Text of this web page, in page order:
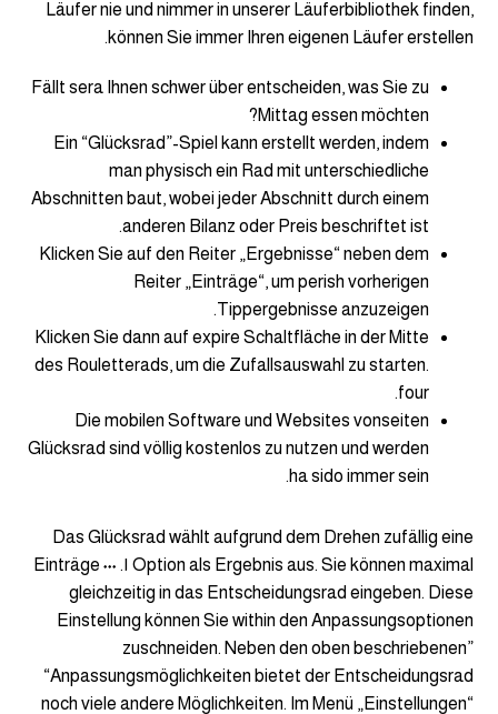
Läufer nie und nimmer in unserer Läuferbibliothek finden,
können Sie immer Ihren eigenen Läufer erstellen.
Fällt sera Ihnen schwer über entscheiden, was Sie zu
Mittag essen möchten?
Ein “Glücksrad”-Spiel kann erstellt werden, indem
man physisch ein Rad mit unterschiedliche
Abschnitten baut, wobei jeder Abschnitt durch einem
anderen Bilanz oder Preis beschriftet ist.
Klicken Sie auf den Reiter „Ergebnisse“ neben dem
Reiter „Einträge“, um perish vorherigen
Tippergebnisse anzuzeigen.
Klicken Sie dann auf expire Schaltfläche in der Mitte
des Rouletterads, um die Zufallsauswahl zu starten.
four.
Die mobilen Software und Websites vonseiten
Glücksrad sind völlig kostenlos zu nutzen und werden
ha sido immer sein.
Das Glücksrad wählt aufgrund dem Drehen zufällig eine
Option als Ergebnis aus. Sie können maximal ١. ٠٠٠ Einträge
gleichzeitig in das Entscheidungsrad eingeben. Diese
Einstellung können Sie within den Anpassungsoptionen
zuschneiden. Neben den oben beschriebenen”
“Anpassungsmöglichkeiten bietet der Entscheidungsrad
noch viele andere Möglichkeiten. Im Menü „Einstellungen“